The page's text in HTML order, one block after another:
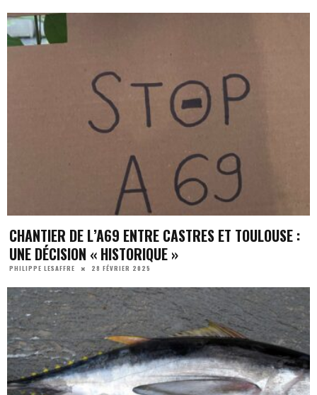
CHANTIER DE L’A69 ENTRE CASTRES ET TOULOUSE :
UNE DÉCISION « HISTORIQUE »
PHILIPPE LESAFFRE 28 FÉVRIER 2025